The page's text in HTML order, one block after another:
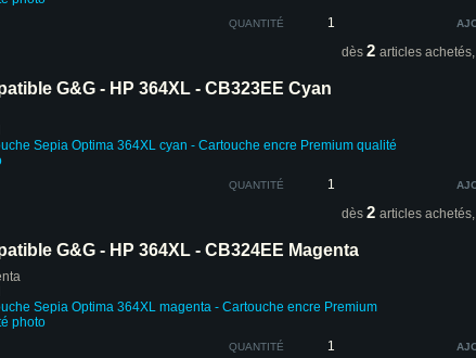
QUANTITÉ
dès 2 articles achetés,
G&G - HP 364XL - CB323EE Cyan
Sepia Optima 364XL cyan - Cartouche encre Premium qualité
QUANTITÉ
dès 2 articles achetés,
G&G - HP 364XL - CB324EE Magenta
Sepia Optima 364XL magenta - Cartouche encre Premium
photo
QUANTITÉ